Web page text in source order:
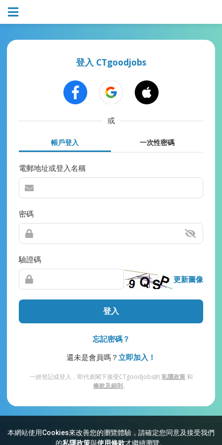
本網站使用Cookies來改善您的瀏覽體驗，請確定您同意及接受我們
的私隱政策與使用條款才繼續瀏覽。
登入 CTgoodjobs
或
帳戶登入 一次性密碼
電郵地址或登入名稱
密碼
驗證碼
更新圖像
登入
忘記密碼？
還未是會員嗎？ 立即加入！
一經登記或登入，即代表閣下接受CTgoodjobs的 私隱政策和
條款及細則。
網站索引 常見問題 私隱 條款及細則